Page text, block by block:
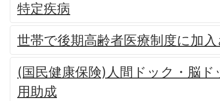
特定疾病
世帯で後期高齢者医療制度に加
(国民健康保険)人間ドック・脳
用助成